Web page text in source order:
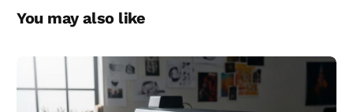
You may also like